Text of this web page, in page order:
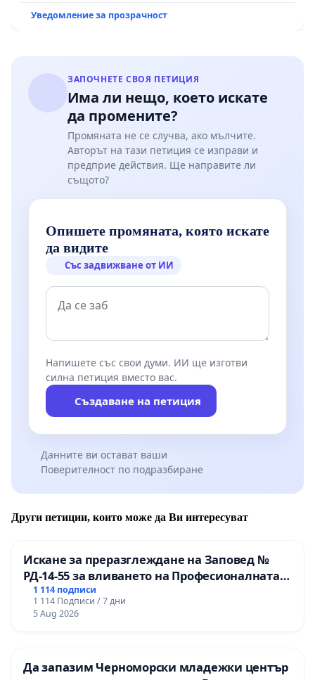
Мирово - к.к. Момин проход
Уведомление за прозрачност
ЗАПОЧНЕТЕ СВОЯ ПЕТИЦИЯ
Има ли нещо, което искате
да промените?
Промяната не се случва, ако мълчите.
Авторът на тази петиция се изправи и
предприе действия. Ще направите ли
същото?
Опишете промяната, която искате
да видите
Със задвижване от ИИ
Напишете със свои думи. ИИ ще изготви
силна петиция вместо вас.
Създаване на петиция
Данните ви остават ваши
Поверителност по подразбиране
Други петиции, които може да Ви интересуват
Искане за преразглеждане на Заповед №
РД-14-55 за вливането на Професионалната
гимназия по промишлени технологии в
Професионалната гимназия по икономика и
мениджмънт – гр. Пазарджик
1 114 подписи
1 114 Подписи / 7 дни
5 Aug 2026
Да запазим Черноморски младежки център